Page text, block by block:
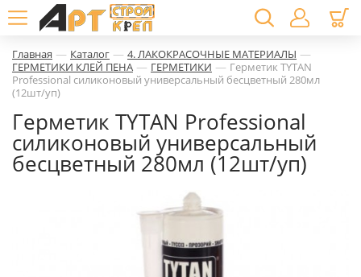
Главная — Каталог — 4. ЛАКОКРАСОЧНЫЕ МАТЕРИАЛЫ —
ГЕРМЕТИКИ КЛЕЙ ПЕНА — ГЕРМЕТИКИ — Герметик TYTAN
Professional силиконовый универсальный бесцветный 280мл
(12шт/уп)
Герметик TYTAN Professional
силиконовый универсальный
бесцветный 280мл (12шт/уп)